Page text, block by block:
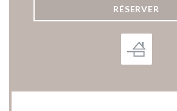
RÉSERVER